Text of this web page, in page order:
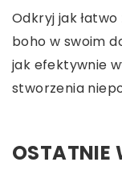
Odkryj jak
boho w swoim
jak efektywnie
stworzenia
OSTATNIE